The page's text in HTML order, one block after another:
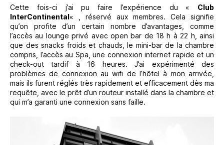
Cette fois-ci j’ai pu faire l’expérience du « Club
InterContinental« , réservé aux membres. Cela signifie
qu’on profite d’un certain nombre d’avantages, comme
l’accès au lounge privé avec open bar de 18 h à 22 h, ainsi
que des snacks froids et chauds, le mini-bar de la chambre
compris, l’accès au Spa, une connexion internet rapide et un
check-out tardif à 16 heures. J’ai expérimenté des
problèmes de connexion au wifi de l’hôtel à mon arrivée,
mais ils furent réglés très rapidement et efficacement dès ma
requête, avec le prêt d’un routeur installé dans la chambre et
qui m’a garanti une connexion sans faille.